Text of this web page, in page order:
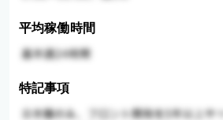
平均稼働時間
特記事項